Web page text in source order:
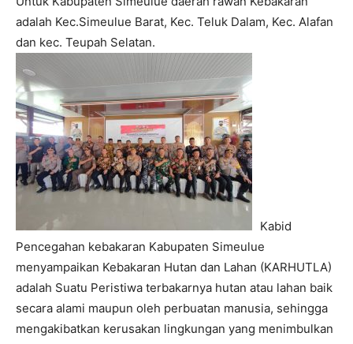
adalah Kec.Simeulue Barat, Kec. Teluk Dalam, Kec. Alafan
dan kec. Teupah Selatan.
Kabid
Pencegahan kebakaran Kabupaten Simeulue
menyampaikan Kebakaran Hutan dan Lahan (KARHUTLA)
adalah Suatu Peristiwa terbakarnya hutan atau lahan baik
secara alami maupun oleh perbuatan manusia, sehingga
mengakibatkan kerusakan lingkungan yang menimbulkan